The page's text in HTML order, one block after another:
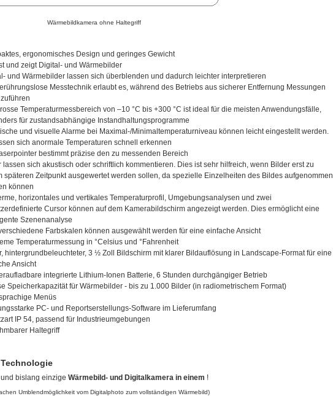
Wärmebildkamera ohne Haltegriff
ergonomisches Design und geringes Gewicht
und zeigt Digital- und Wärmebilder
und Wärmebilder lassen sich überblenden und dadurch leichter interpretieren
Messtechnik erlaubt es, während des Betriebs aus sicherer Entfernung Messungen
Temperaturmessbereich von –10 °C bis +300 °C ist ideal für die meisten Anwendungsfälle,
für zustandsabhängige Instandhaltungsprogramme
und visuelle Alarme bei Maximal-/Minimaltemperaturniveau können leicht eingestellt werden.
sich anormale Temperaturen schnell erkennen
bestimmt präzise den zu messenden Bereich
lassen sich akustisch oder schriftlich kommentieren. Dies ist sehr hilfreich, wenn Bilder erst zu
späteren Zeitpunkt ausgewertet werden sollen, da spezielle Einzelheiten des Bildes aufgenommen
können
horizontales und vertikales Temperaturprofil, Umgebungsanalysen und zwei
Cursor können auf dem Kamerabildschirm angezeigt werden. Dies ermöglicht eine
Szenenanalyse
Farbskalen können ausgewählt werden für eine einfache Ansicht
Temperaturmessung in °Celsius und °Fahrenheit
hintergrundbeleuchteter, 3 ½ Zoll Bildschirm mit klarer Bildauflösung in Landscape-Format für eine
Ansicht
integrierte Lithium-Ionen Batterie, 6 Stunden durchgängiger Betrieb
Speicherkapazität für Wärmebilder - bis zu 1.000 Bilder (in radiometrischem Format)
Menüs
PC- und Reportserstellungs-Software im Lieferumfang
IP 54, passend für Industrieumgebungen
Haltegriff
bislang einzige Wärmebild- und Digitalkamera in einem !
Umblendmöglichkeit vom Digitalphoto zum vollständigen Wärmebild)